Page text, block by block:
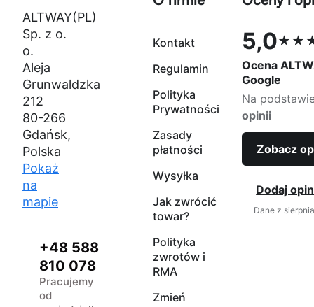
ALTWAY(PL)
Sp. z o.
o.
Aleja
Grunwaldzka
212
80-266
Gdańsk,
Polska
Pokaż
na
mapie
+48 588
810 078
Pracujemy
od
Kontakt
Regulamin
Polityka
Prywatności
Zasady
płatności
Wysyłka
Jak zwrócić
towar?
Polityka
zwrotów i
RMA
Zmień
5,0
Ocena 5,0
Ocena
Google
Na
opinii
Zobacz
Dodaj
Dane z